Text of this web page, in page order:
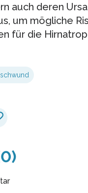
auch deren
um mögliche
für die